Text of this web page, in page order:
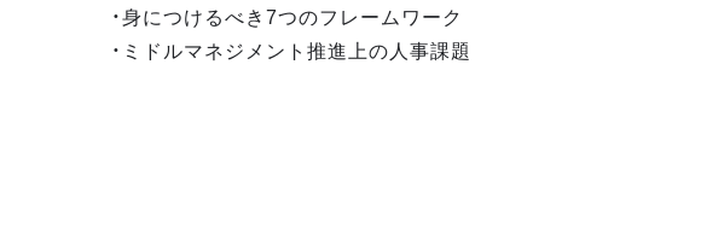
・身につけるべき7つのフレームワーク
・ミドルマネジメント推進上の人事課題